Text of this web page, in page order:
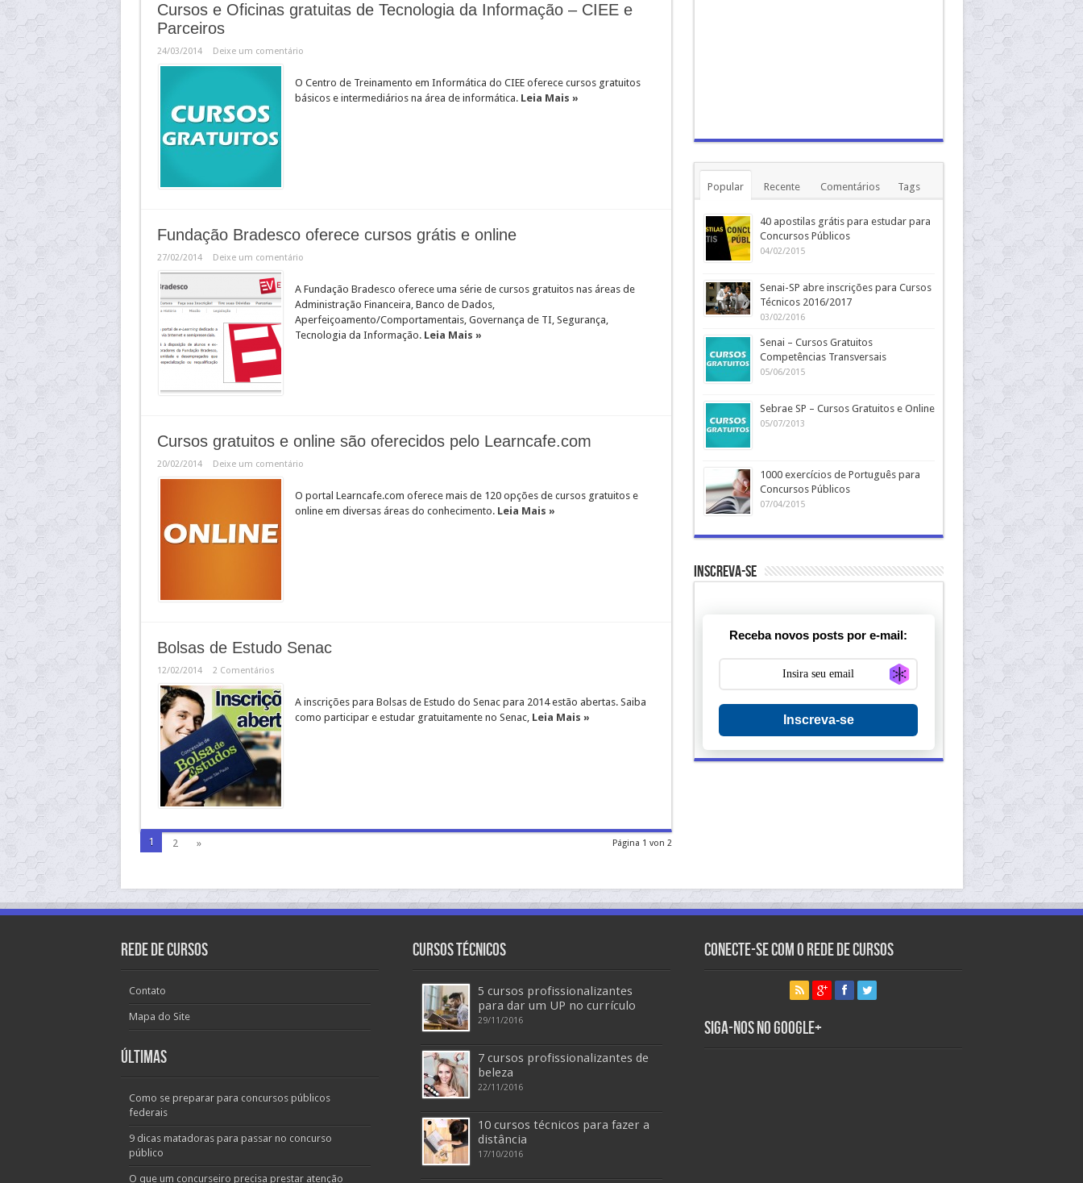
Cursos e Oficinas gratuitas de Tecnologia da Informação – CIEE e
Parceiros
24/03/2014 Deixe um comentário
O Centro de Treinamento em Informática do CIEE oferece cursos gratuitos
básicos e intermediários na área de informática. Leia Mais »
Fundação Bradesco oferece cursos grátis e online
27/02/2014 Deixe um comentário
A Fundação Bradesco oferece uma série de cursos gratuitos nas áreas de
Administração Financeira, Banco de Dados,
Aperfeiçoamento/Comportamentais, Governança de TI, Segurança,
Tecnologia da Informação. Leia Mais »
Cursos gratuitos e online são oferecidos pelo Learncafe.com
20/02/2014 Deixe um comentário
O portal Learncafe.com oferece mais de 120 opções de cursos gratuitos e
online em diversas áreas do conhecimento. Leia Mais »
Bolsas de Estudo Senac
12/02/2014 2 Comentários
A inscrições para Bolsas de Estudo do Senac para 2014 estão abertas. Saiba
como participar e estudar gratuitamente no Senac, Leia Mais »
Página 1 von 2
1 2 »
Popular Recente Comentários Tags
40 apostilas grátis para estudar para
Concursos Públicos
04/02/2015
Senai-SP abre inscrições para Cursos
Técnicos 2016/2017
03/02/2016
Senai – Cursos Gratuitos
Competências Transversais
05/06/2015
Sebrae SP – Cursos Gratuitos e Online
05/07/2013
1000 exercícios de Português para
Concursos Públicos
07/04/2015
Inscreva-se
Receba novos posts por e-mail:
Inscreva-se
Rede de Cursos
Contato
Mapa do Site
Últimas
Como se preparar para concursos públicos
federais
9 dicas matadoras para passar no concurso
público
O que um concurseiro precisa prestar atenção
Cursos Técnicos
5 cursos profissionalizantes
para dar um UP no currículo
29/11/2016
7 cursos profissionalizantes de
beleza
22/11/2016
10 cursos técnicos para fazer a
distância
17/10/2016
Conecte-se com o Rede de Cursos
Siga-nos no Google+